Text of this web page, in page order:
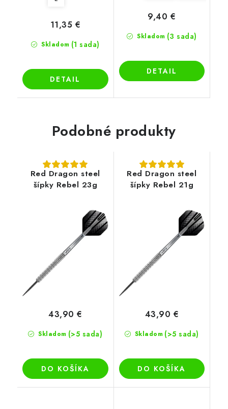
Skladom (1 sada)
11,35 €
DETAIL
Skladom (3 sada)
9,40 €
DETAIL
Podobné produkty
Red Dragon steel
šípky Rebel 23g
Skladom (>5 sada)
43,90 €
DO KOŠÍKA
Red Dragon steel
šípky Rebel 21g
Skladom (>5 sada)
43,90 €
DO KOŠÍKA